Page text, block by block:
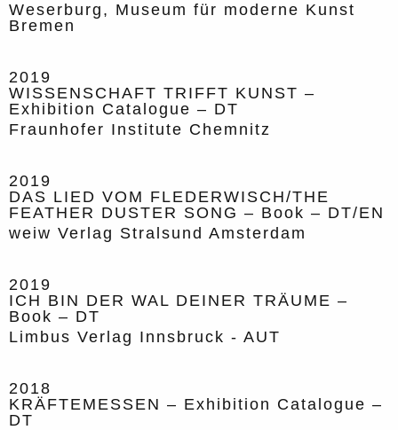
Weserburg, Museum für moderne Kunst
Bremen
2019
WISSENSCHAFT TRIFFT KUNST –
Exhibition Catalogue – DT
Fraunhofer Institute Chemnitz
2019
DAS LIED VOM FLEDERWISCH/THE
FEATHER DUSTER SONG – Book – DT/EN
weiw Verlag Stralsund Amsterdam
2019
ICH BIN DER WAL DEINER TRÄUME –
Book – DT
Limbus Verlag Innsbruck - AUT
2018
KRÄFTEMESSEN – Exhibition Catalogue –
DT